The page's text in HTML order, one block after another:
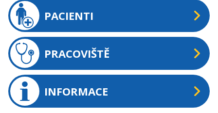
PACIENTI
PRACOVIŠTĚ
INFORMACE